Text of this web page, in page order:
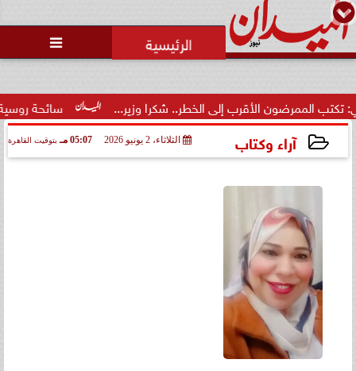

سائحة روسية لـ”مراسي”: الأقرب إلى الخطر.. شكرا وزير...
آراء وكتاب الثلاثاء، 2 يونيو 2026 05:07 مـ بتوقيت القاهرة